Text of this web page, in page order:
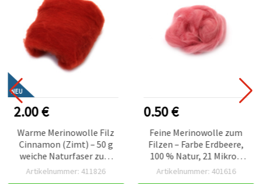
NEU
2.00 €
Warme Merinowolle Filz
Cinnamon (Zimt) – 50 g
weiche Naturfaser zum
Filzen, Basteln &
Artikelnummer: 411826
0.50 €
Feine Merinowolle zum
Filzen – Farbe Erdbeere,
100 % Natur, 21 Mikron
(66S), 4–5 g, perfekt für
Artikelnummer: 401616